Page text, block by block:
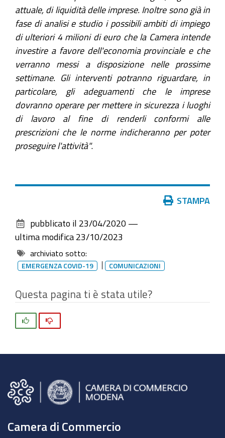
attuale, di liquidità delle imprese. Inoltre sono già in
fase di analisi e studio i possibili ambiti di impiego
di ulteriori 4 milioni di euro che la Camera intende
investire a favore dell'economia provinciale e che
verranno messi a disposizione nelle prossime
settimane. Gli interventi potranno riguardare, in
particolare, gli adeguamenti che le imprese
dovranno operare per mettere in sicurezza i luoghi
di lavoro al fine di renderli conformi alle
prescrizioni che le norme indicheranno per poter
proseguire l'attività".
documento
STAMPA
pubblicato il 23/04/2020 —
ultima modifica 23/10/2023
archiviato sotto:
EMERGENZA COVID-19 COMUNICAZIONI
Questa pagina ti è stata utile?
Camera di Commercio